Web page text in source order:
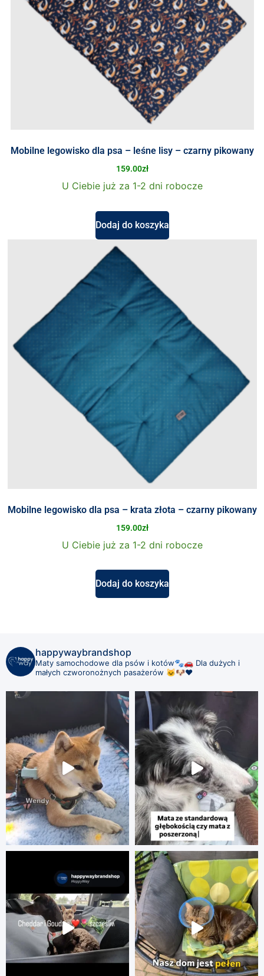
Mobilne legowisko dla psa – leśne lisy – czarny pikowany
159.00zł
U Ciebie już za 1-2 dni robocze
Dodaj do koszyka
Mobilne legowisko dla psa – krata złota – czarny pikowany
159.00zł
U Ciebie już za 1-2 dni robocze
Dodaj do koszyka
happywaybrandshop
Maty samochodowe dla psów i kotów🐾🚗 Dla dużych i
małych czworonożnych pasażerów 🐱🐶❤️